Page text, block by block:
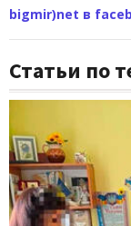
bigmir)net в
Статьи по